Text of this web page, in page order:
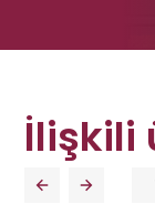
İlişkili